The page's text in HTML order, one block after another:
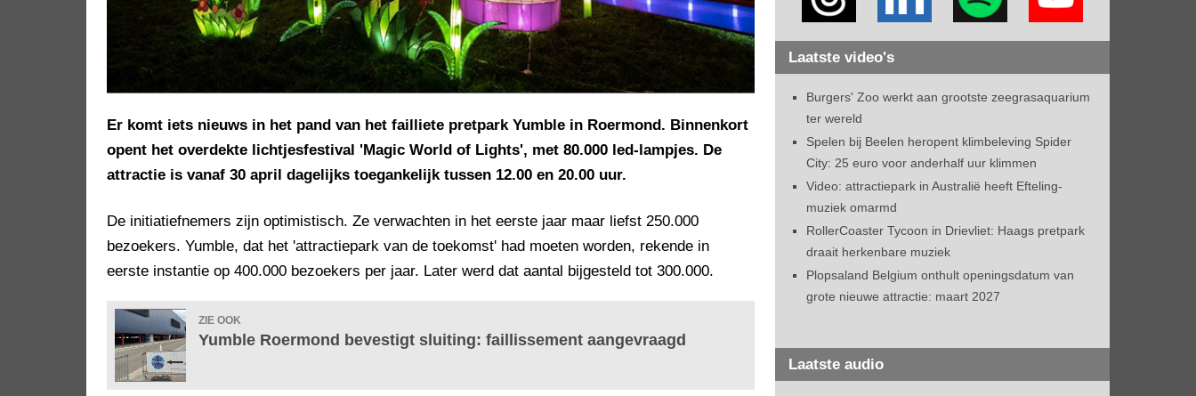
Er komt iets nieuws in het pand van het failliete pretpark Yumble in Roermond. Binnenkort
opent het overdekte lichtjesfestival 'Magic World of Lights', met 80.000 led-lampjes. De
attractie is vanaf 30 april dagelijks toegankelijk tussen 12.00 en 20.00 uur.
De initiatiefnemers zijn optimistisch. Ze verwachten in het eerste jaar maar liefst 250.000
bezoekers. Yumble, dat het 'attractiepark van de toekomst' had moeten worden, rekende in
eerste instantie op 400.000 bezoekers per jaar. Later werd dat aantal bijgesteld tot 300.000.
ZIE OOK
Yumble Roermond bevestigt sluiting: faillissement aangevraagd
Laatste video's
Burgers' Zoo werkt aan grootste zeegrasaquarium
ter wereld
Spelen bij Beelen heropent klimbeleving Spider
City: 25 euro voor anderhalf uur klimmen
Video: attractiepark in Australië heeft Efteling-
muziek omarmd
RollerCoaster Tycoon in Drievliet: Haags pretpark
draait herkenbare muziek
Plopsaland Belgium onthult openingsdatum van
grote nieuwe attractie: maart 2027
Laatste audio